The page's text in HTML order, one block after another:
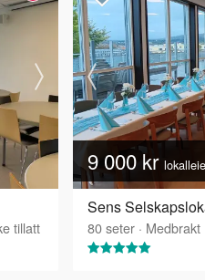
tillatt
9 000 kr lokalleie
Sens
80seter · Medbrakt